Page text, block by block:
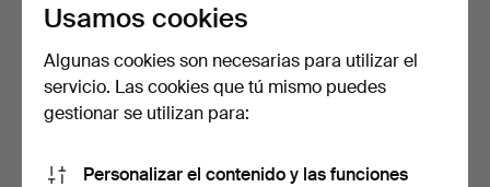
Usamos cookies
Algunas cookies son necesarias para utilizar el
servicio. Las cookies que tú mismo puedes
gestionar se utilizan para:
Personalizar el contenido y las funciones